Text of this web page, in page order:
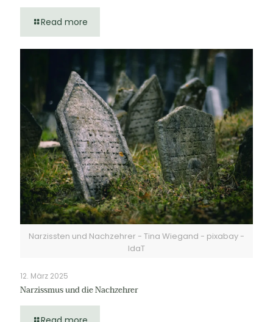
Read more
Narzissten und Nachzehrer - Tina Wiegand - pixabay -
IdaT
12. März 2025
Narzissmus und die Nachzehrer